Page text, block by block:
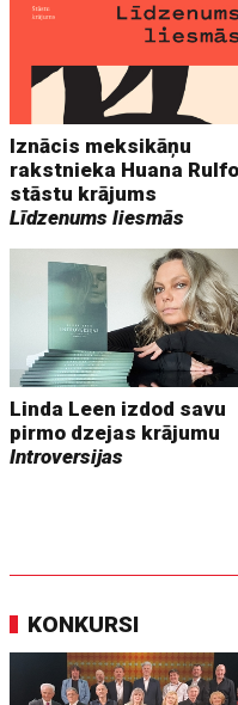
Iznācis meksikāņu
rakstnieka Huana Rulfo
stāstu krājums
Līdzenums liesmās
Linda Leen izdod savu
pirmo dzejas krājumu
Introversijas
KONKURSI